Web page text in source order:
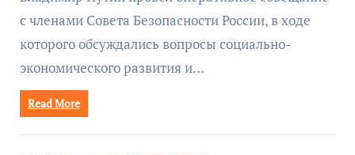
с членами Совета Безопасности России, в ходе
которого обсуждались вопросы социально-
экономического развития и…
Read More